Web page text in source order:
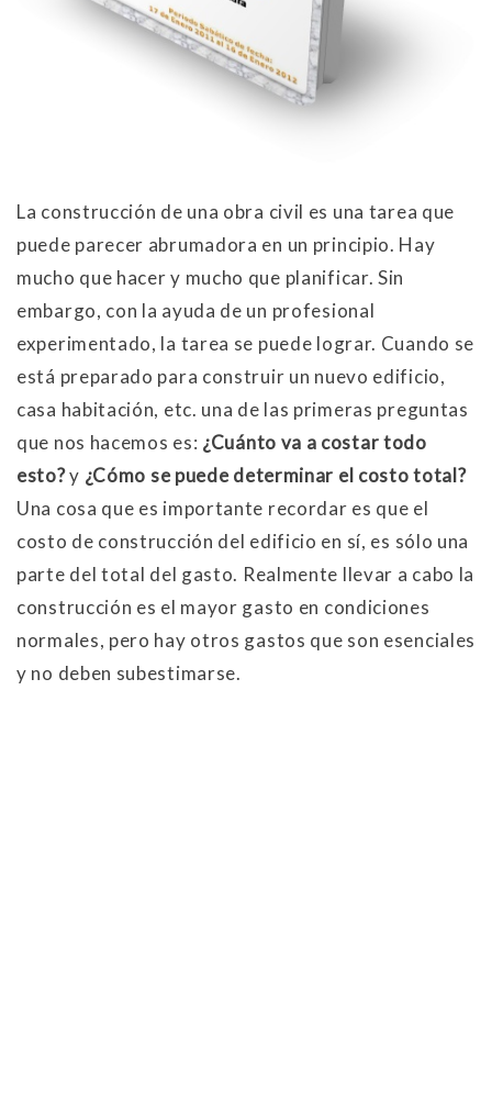
La construcción de una obra civil es una tarea que
puede parecer abrumadora en un principio. Hay
mucho que hacer y mucho que planificar. Sin
embargo, con la ayuda de un profesional
experimentado, la tarea se puede lograr. Cuando se
está preparado para construir un nuevo edificio,
casa habitación, etc. una de las primeras preguntas
que nos hacemos es: ¿Cuánto va a costar todo
esto?y ¿Cómo se puede determinar el costo total?
Una cosa que es importante recordar es que el
costo de construcción del edificio en sí, es sólo una
parte del total del gasto. Realmente llevar a cabo la
construcción es el mayor gasto en condiciones
normales, pero hay otros gastos que son esenciales
y no deben subestimarse.